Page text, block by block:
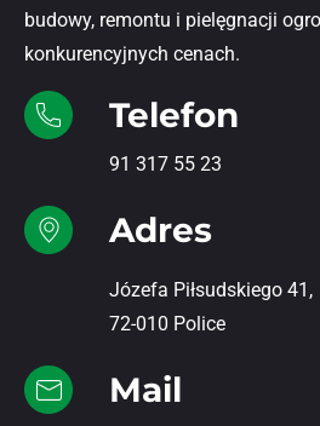
budowy, remontu i pielęgnacji
konkurencyjnych cenach.
Telefon
91 317 55 23
Adres
Józefa Piłsudskiego 41,
72-010 Police
Mail